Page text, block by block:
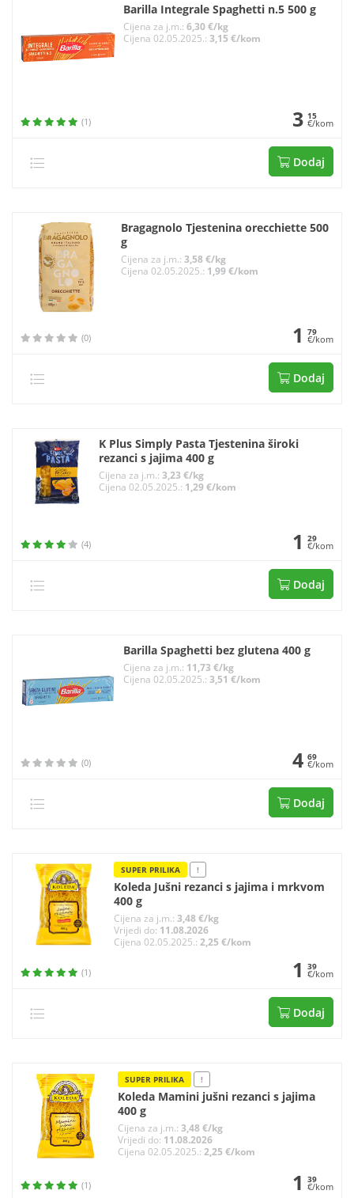
Barilla Integrale Spaghetti n.5 500 g
Cijena za j.m.: 6,30 €/kg
Cijena 02.05.2025.: 3,15 €/kom
(1) 3 15
€/kom
Dodaj
Bragagnolo Tjestenina orecchiette 500
g
Cijena za j.m.:3,58 €/kg
Cijena 02.05.2025.: 1,99 €/kom
(0) 1 79
€/kom
Dodaj
K Plus Simply Pasta Tjestenina široki
rezanci s jajima 400 g
Cijena za j.m.: 3,23 €/kg
Cijena 02.05.2025.: 1,29 €/kom
(4) 1 29
€/kom
Dodaj
Barilla Spaghetti bez glutena 400 g
Cijena za j.m.: 11,73 €/kg
Cijena 02.05.2025.: 3,51 €/kom
(0) 4 69
€/kom
Dodaj
SUPER PRILIKA !
Koleda Jušni rezanci s jajima i mrkvom
400 g
Cijena za j.m.:3,48 €/kg
Vrijedi do: 11.08.2026
Cijena 02.05.2025.:2,25 €/kom
(1) 1 39
€/kom
Dodaj
SUPER PRILIKA !
Koleda Mamini jušni rezanci s jajima
400 g
Cijena za j.m.: 3,48 €/kg
Vrijedi do: 11.08.2026
Cijena 02.05.2025.: 2,25 €/kom
(1) 1 39
€/kom